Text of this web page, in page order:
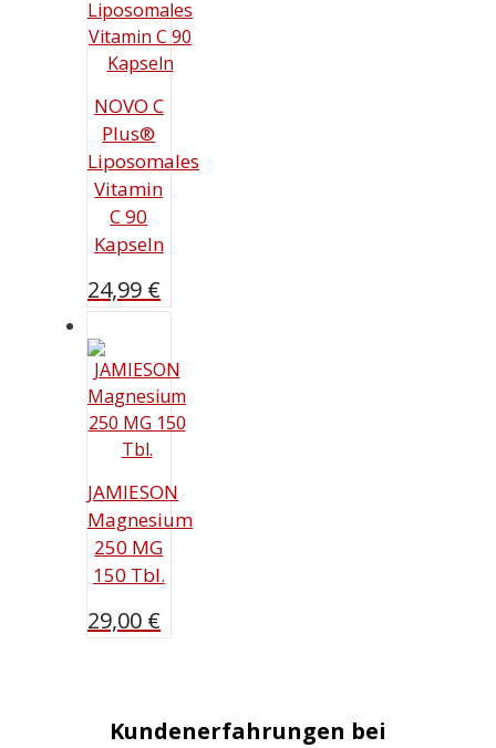
NOVO C
Plus®
Liposomales
Vitamin
C 90
Kapseln
24,99 €
JAMIESON
Magnesium
250 MG
150 Tbl.
29,00 €
Kundenerfahrungen bei